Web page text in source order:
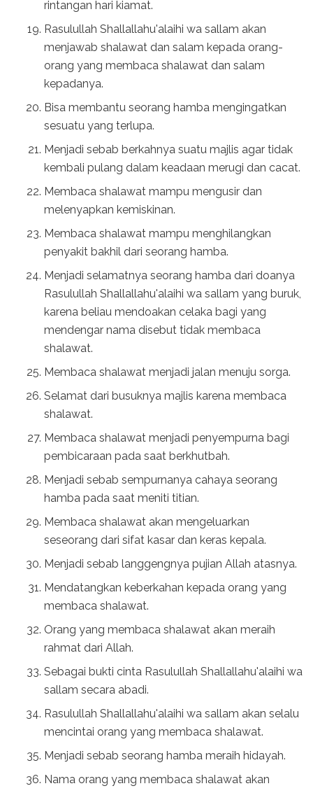
rintangan hari kiamat.
Rasulullah Shallallahu'alaihi wa sallam akan
menjawab shalawat dan salam kepada orang-
orang yang membaca shalawat dan salam
kepadanya.
Bisa membantu seorang hamba mengingatkan
sesuatu yang terlupa.
Menjadi sebab berkahnya suatu majlis agar tidak
kembali pulang dalam keadaan merugi dan cacat.
Membaca shalawat mampu mengusir dan
melenyapkan kemiskinan.
Membaca shalawat mampu menghilangkan
penyakit bakhil dari seorang hamba.
Menjadi selamatnya seorang hamba dari doanya
Rasulullah Shallallahu'alaihi wa sallam yang buruk,
karena beliau mendoakan celaka bagi yang
mendengar nama disebut tidak membaca
shalawat.
Membaca shalawat menjadi jalan menuju sorga.
Selamat dari busuknya majlis karena membaca
shalawat.
Membaca shalawat menjadi penyempurna bagi
pembicaraan pada saat berkhutbah.
Menjadi sebab sempurnanya cahaya seorang
hamba pada saat meniti titian.
Membaca shalawat akan mengeluarkan
seseorang dari sifat kasar dan keras kepala.
Menjadi sebab langgengnya pujian Allah atasnya.
Mendatangkan keberkahan kepada orang yang
membaca shalawat.
Orang yang membaca shalawat akan meraih
rahmat dari Allah.
Sebagai bukti cinta Rasulullah Shallallahu'alaihi wa
sallam secara abadi.
Rasulullah Shallallahu'alaihi wa sallam akan selalu
mencintai orang yang membaca shalawat.
Menjadi sebab seorang hamba meraih hidayah.
Nama orang yang membaca shalawat akan